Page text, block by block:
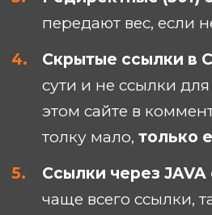
передают вес, если
Скрытые ссылки в
сути и не ссылки
этом сайте в
толку мало, только
Ссылки через JAVA
чаще всего ссылки,